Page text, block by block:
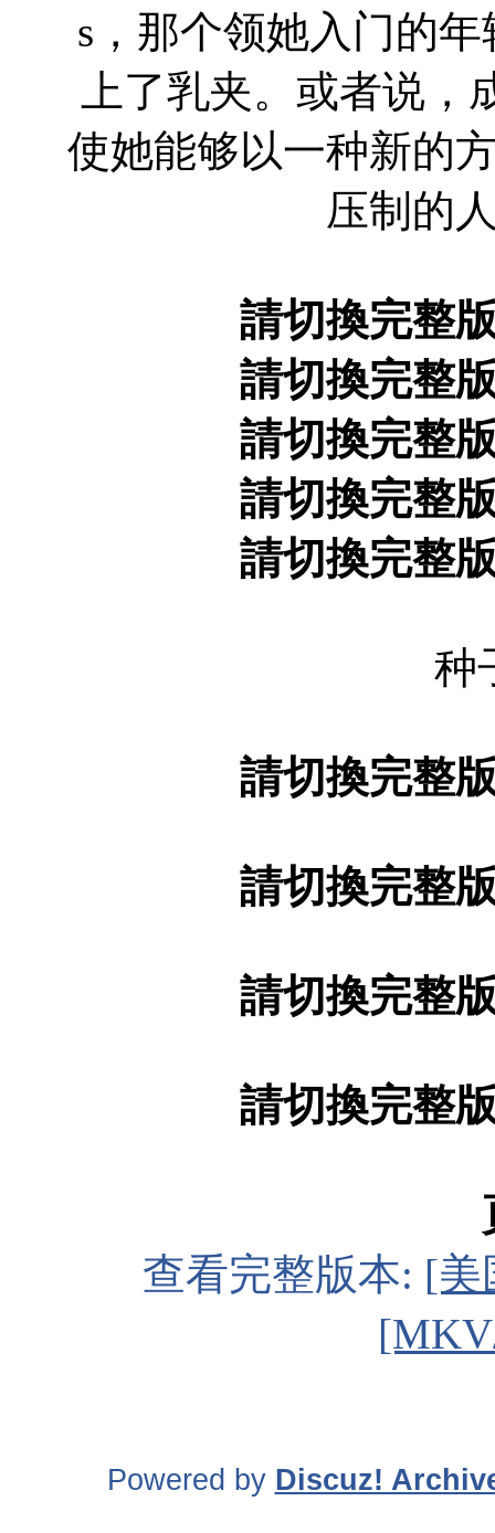
s，那个领她入门的
上了乳夹。或者说
使她能够以一种新的
压制的
請切換完整
請切換完整
請切換完整
請切換完整
請切換完整
种
請切換完整
請切換完整
請切換完整
請切換完整
查看完整版本: [美
Powered by Discuz!